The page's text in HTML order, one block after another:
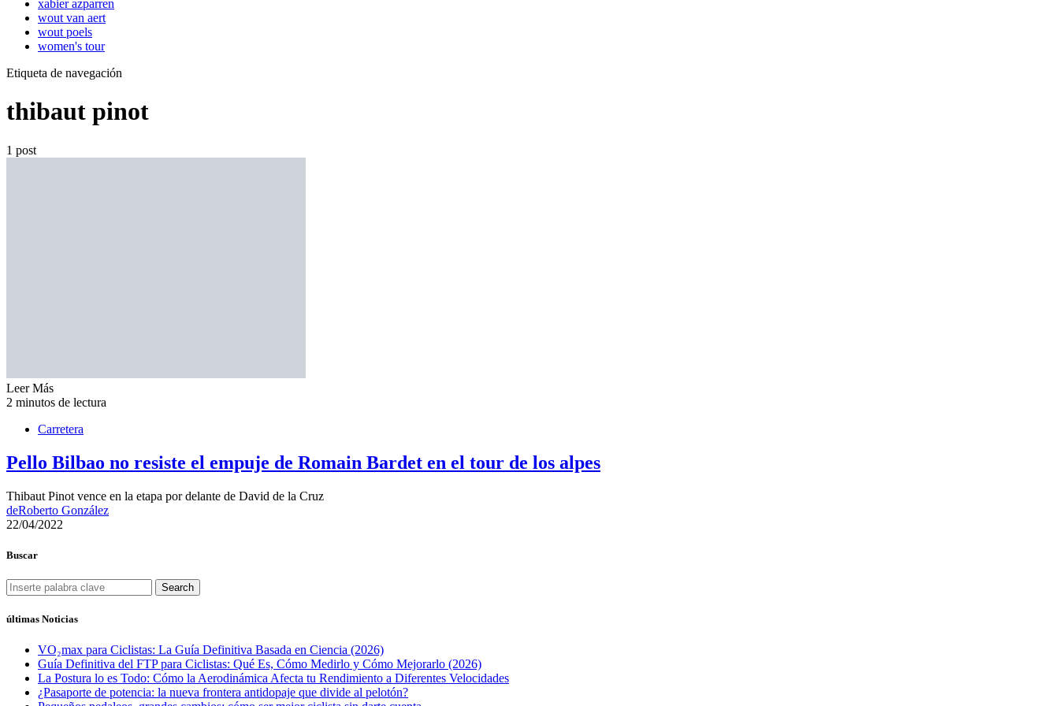
xabier azparren
wout van aert
wout poels
women's tour
Etiqueta de navegación
thibaut pinot
1 post
Leer Más
2 minutos de lectura
Carretera
Pello Bilbao no resiste el empuje de Romain Bardet en el tour de los alpes
Thibaut Pinot vence en la etapa por delante de David de la Cruz
deRoberto González
22/04/2022
Buscar
Search
últimas Noticias
VO₂max para Ciclistas: La Guía Definitiva Basada en Ciencia (2026)
Guía Definitiva del FTP para Ciclistas: Qué Es, Cómo Medirlo y Cómo Mejorarlo (2026)
La Postura lo es Todo: Cómo la Aerodinámica Afecta tu Rendimiento a Diferentes Velocidades
¿Pasaporte de potencia: la nueva frontera antidopaje que divide al pelotón?